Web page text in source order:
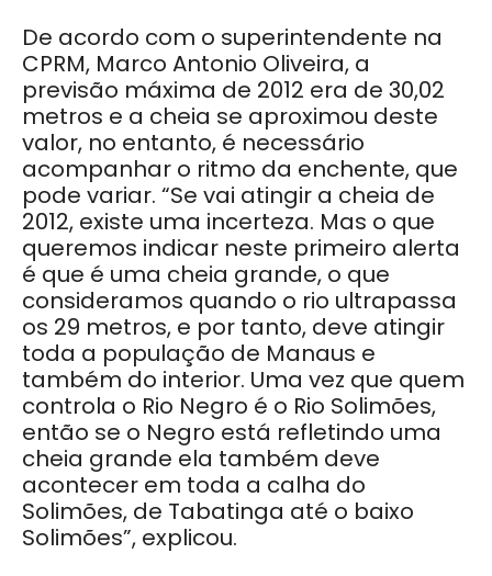
De acordo com o superintendente na
CPRM, Marco Antonio Oliveira, a
previsão máxima de 2012 era de 30,02
metros e a cheia se aproximou deste
valor, no entanto, é necessário
acompanhar o ritmo da enchente, que
pode variar. “Se vai atingir a cheia de
2012, existe uma incerteza. Mas o que
queremos indicar neste primeiro alerta
é que é uma cheia grande, o que
consideramos quando o rio ultrapassa
os 29 metros, e por tanto, deve atingir
toda a população de Manaus e
também do interior. Uma vez que quem
controla o Rio Negro é o Rio Solimões,
então se o Negro está refletindo uma
cheia grande ela também deve
acontecer em toda a calha do
Solimões, de Tabatinga até o baixo
Solimões”, explicou.